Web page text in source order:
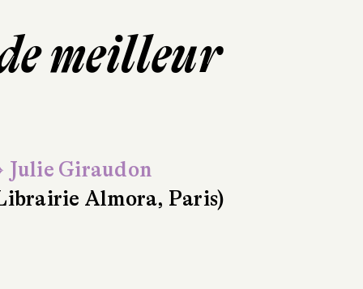
meilleur
Julie Giraudon
Almora, Paris)